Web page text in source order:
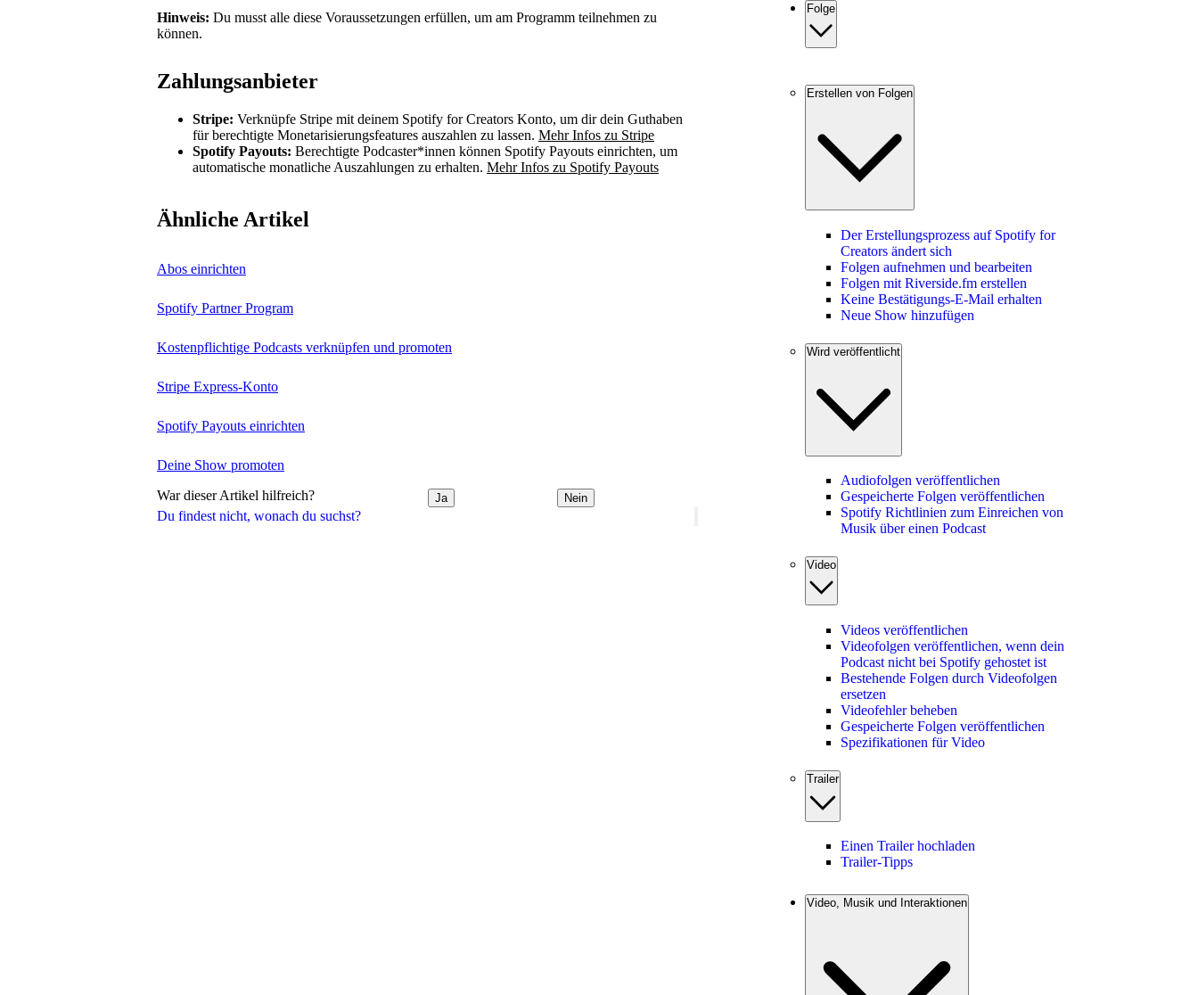
Du findest nicht, wonach du suchst?
Hinweis: Du musst alle diese Voraussetzungen erfüllen, um am Programm teilnehmen zu
können.
Zahlungsanbieter
Stripe: Verknüpfe Stripe mit deinem Spotify for Creators Konto, um dir dein Guthaben
für berechtigte Monetarisierungsfeatures auszahlen zu lassen. Mehr Infos zu Stripe
Spotify Payouts: Berechtigte Podcaster*innen können Spotify Payouts einrichten, um
automatische monatliche Auszahlungen zu erhalten. Mehr Infos zu Spotify Payouts
Ähnliche Artikel
Abos einrichten
Spotify Partner Program
Kostenpflichtige Podcasts verknüpfen und promoten
Stripe Express-Konto
Spotify Payouts einrichten
Deine Show promoten
War dieser Artikel hilfreich? Ja Nein
Folge
Erstellen von Folgen
Der Erstellungsprozess auf Spotify for
Creators ändert sich
Folgen aufnehmen und bearbeiten
Folgen mit Riverside.fm erstellen
Keine Bestätigungs-E-Mail erhalten
Neue Show hinzufügen
Wird veröffentlicht
Audiofolgen veröffentlichen
Gespeicherte Folgen veröffentlichen
Spotify Richtlinien zum Einreichen von
Musik über einen Podcast
Video
Videos veröffentlichen
Videofolgen veröffentlichen, wenn dein
Podcast nicht bei Spotify gehostet ist
Bestehende Folgen durch Videofolgen
ersetzen
Videofehler beheben
Gespeicherte Folgen veröffentlichen
Spezifikationen für Video
Trailer
Einen Trailer hochladen
Trailer-Tipps
Video, Musik und Interaktionen